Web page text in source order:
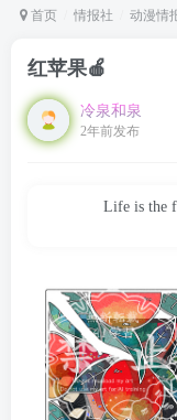
首页 情报社 动漫情
红苹果🍎
冷泉和泉
2年前发布
Life is the